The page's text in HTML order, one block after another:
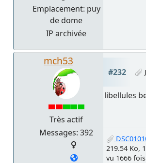
Emplacement: puy
de dome
IP archivée
mch53
Très actif
Messages: 392
#232
libellules
219.54 Ko,
vu 1666 fois